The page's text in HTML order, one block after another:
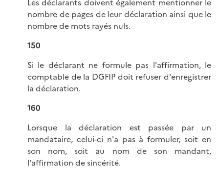
nombre de pages de leur déclaration ainsi que le
nombre de mots rayés nuls.
150
Si le déclarant ne formule pas l'affirmation, le
comptable de la DGFIP doit refuser d'enregistrer
la déclaration.
160
Lorsque la déclaration est passée par un
mandataire, celui-ci n'a pas à formuler, soit en
son nom, soit au nom de son mandant,
l'affirmation de sincérité.